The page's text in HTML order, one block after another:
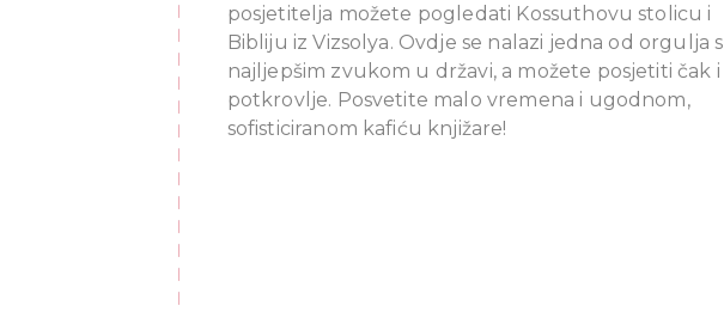
posjetitelja možete pogledati Kossuthovu stolicu i
Bibliju iz Vizsolya. Ovdje se nalazi jedna od orgulja s
najljepšim zvukom u državi, a možete posjetiti čak i
potkrovlje. Posvetite malo vremena i ugodnom,
sofisticiranom kafiću knjižare!